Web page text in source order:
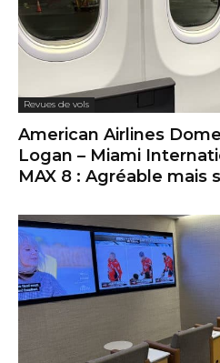
Revues de vols
American Airlines
Logan – Miami
MAX 8 : Agréable mais